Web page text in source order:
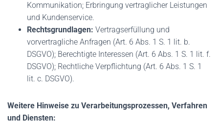
Kommunikation; Erbringung vertraglicher Leistungen
und Kundenservice.
Rechtsgrundlagen: Vertragserfüllung und
vorvertragliche Anfragen (Art. 6 Abs. 1 S. 1 lit. b.
DSGVO); Berechtigte Interessen (Art. 6 Abs. 1 S. 1 lit. f.
DSGVO); Rechtliche Verpflichtung (Art. 6 Abs. 1 S. 1
lit. c. DSGVO).
Weitere Hinweise zu Verarbeitungsprozessen, Verfahren
und Diensten: